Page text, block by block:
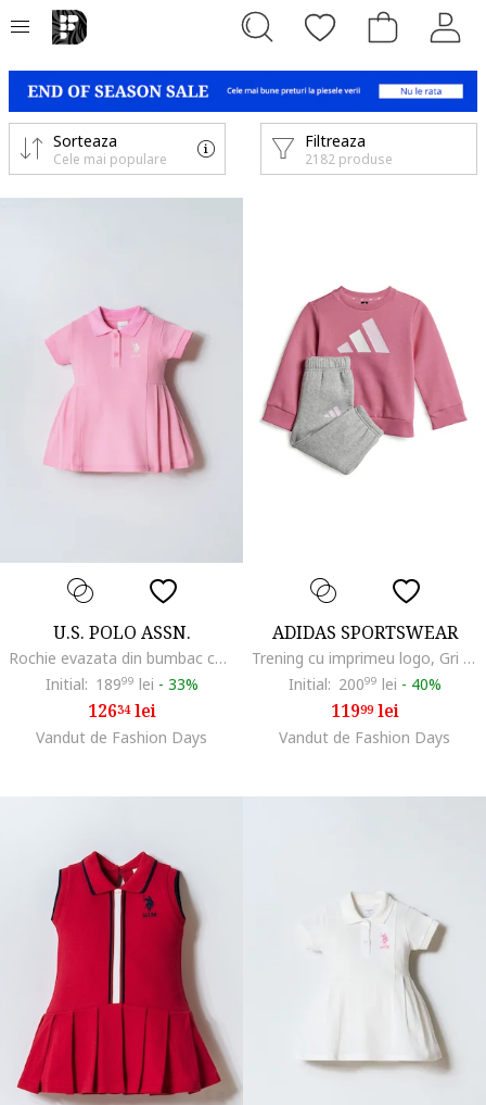
Filtreaza
2182 produse
Sorteaza
Cele mai populare
U.S. POLO ASSN.
Rochie evazata din bumbac cu guler polo, Alb/Roz
Initial: 18999 lei - 33%
12634lei
Vandut de Fashion Days
ADIDAS SPORTSWEAR
Trening cu imprimeu logo, Gri melange/Roz
Initial: 20099 lei - 40%
11999lei
Vandut de Fashion Days